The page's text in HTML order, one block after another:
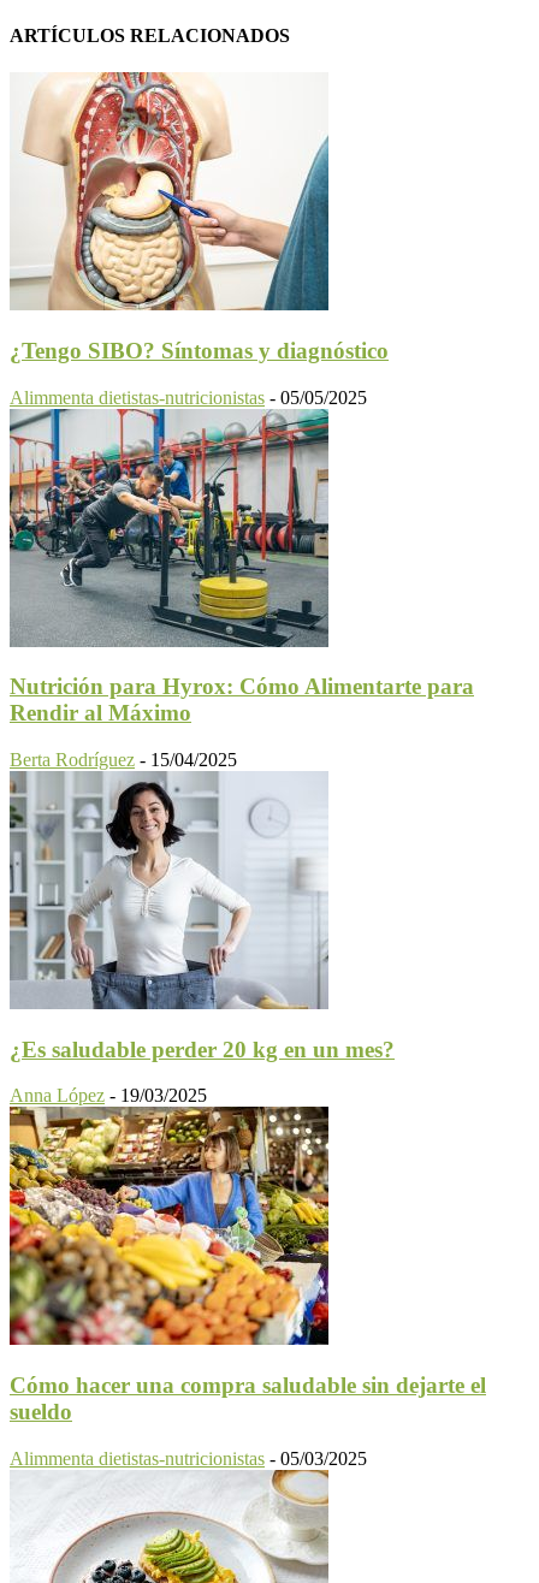
ARTÍCULOS RELACIONADOS
¿Tengo SIBO? Síntomas y diagnóstico
Alimmenta dietistas-nutricionistas - 05/05/2025
Nutrición para Hyrox: Cómo Alimentarte para
Rendir al Máximo
Berta Rodríguez - 15/04/2025
¿Es saludable perder 20 kg en un mes?
Anna López - 19/03/2025
Cómo hacer una compra saludable sin dejarte el
sueldo
Alimmenta dietistas-nutricionistas - 05/03/2025